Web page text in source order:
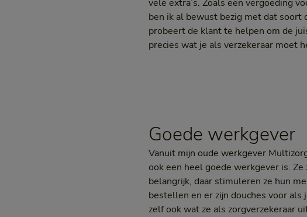
vele extra’s. Zoals een vergoeding
ben ik al bewust bezig met dat soort
probeert de klant te helpen om de
precies wat je als verzekeraar moet
Goede werkgever
Vanuit mijn oude werkgever
ook een heel goede werkgever is.
belangrijk, daar stimuleren ze hun
bestellen en er zijn douches voor
zelf ook wat ze als zorgverzekeraar